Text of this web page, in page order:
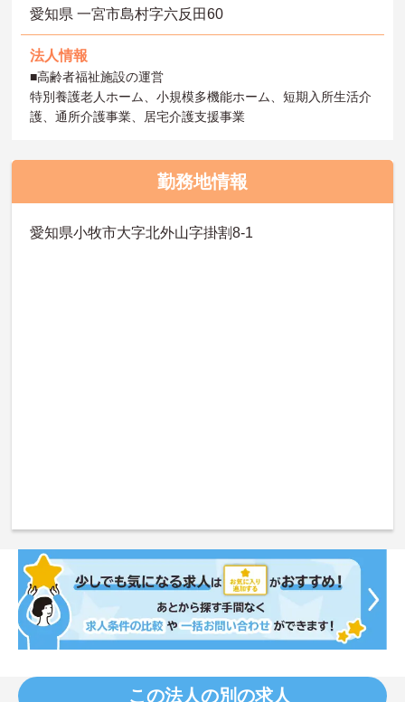
愛知県 一宮市島村字六反田60
法人情報
■高齢者福祉施設の運営
特別養護老人ホーム、小規模多機能ホーム、短期入所生活介
護、通所介護事業、居宅介護支援事業
勤務地情報
愛知県小牧市大字北外山字掛割8-1
この法人の別の求人